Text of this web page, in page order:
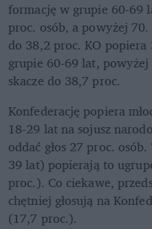
formację w grupie 60-69
proc. osób, a powyżej
do 38,2 proc. KO
grupie 60-69 lat,
skacze do 38,7 proc.
Konfederację popiera
18-29 lat na sojusz
oddać głos 27 proc.
39 lat) popierają to
proc.). Co ciekawe,
chętniej głosują na
(17,7 proc.).